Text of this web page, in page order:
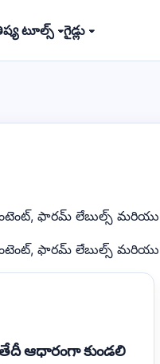
టూల్స్ ▾గైడ్లు ▾
ఫారమ్ లేబుల్స్ మరియు
ఫారమ్ లేబుల్స్ మరియు
ఆధారంగా కుండలి